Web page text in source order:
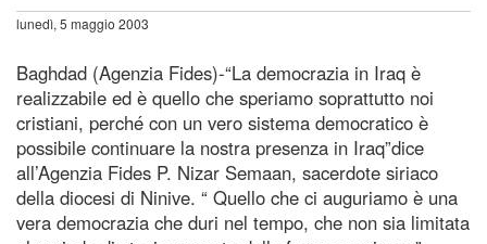
lunedì, 5 maggio 2003
Baghdad (Agenzia Fides)-“La democrazia in Iraq è
realizzabile ed è quello che speriamo soprattutto noi
cristiani, perché con un vero sistema democratico è
possibile continuare la nostra presenza in Iraq”dice
all’Agenzia Fides P. Nizar Semaan, sacerdote siriaco
della diocesi di Ninive. “ Quello che ci auguriamo è una
vera democrazia che duri nel tempo, che non sia limitata